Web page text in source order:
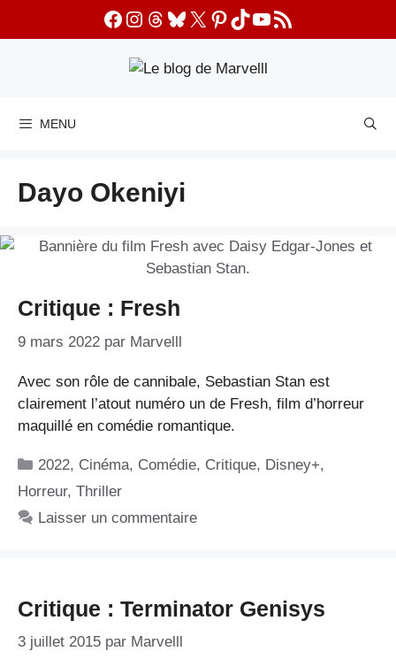
Facebook
Instagram
Threads
Bluesky
X Pinterest
TikTok
YouTube
Flux RSS
MENU
Dayo Okeniyi
Critique : Fresh
9 mars 2022 par Marvelll
Avec son rôle de cannibale, Sebastian Stan est
clairement l’atout numéro un de Fresh, film d’horreur
maquillé en comédie romantique.
Catégories
2022, Cinéma, Comédie, Critique, Disney+,
Horreur, Thriller
Laisser un commentaire
Critique : Terminator Genisys
3 juillet 2015 par Marvelll